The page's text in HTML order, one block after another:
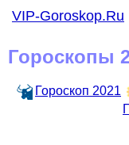
Гороскопы
Гороскоп 2021
VIP-Goroskop.Ru
-
-
-